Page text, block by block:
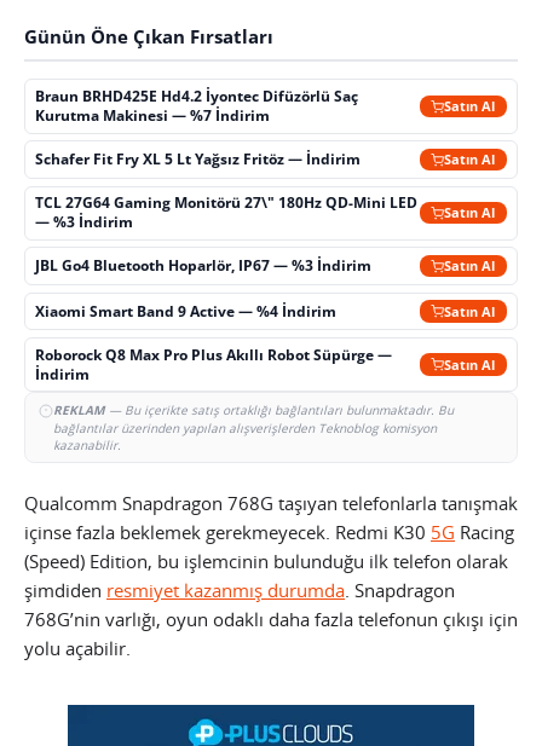
Günün Öne Çıkan Fırsatları
Braun BRHD425E Hd4.2 İyontec Difüzörlü Saç
Kurutma Makinesi — %7 İndirim
Satın Al
Schafer Fit Fry XL 5 Lt Yağsız Fritöz — İndirim Satın Al
TCL 27G64 Gaming Monitörü 27\" 180Hz QD-Mini LED
— %3 İndirim
Satın Al
JBL Go4 Bluetooth Hoparlör, IP67 — %3 İndirim Satın Al
Xiaomi Smart Band 9 Active — %4 İndirim Satın Al
Roborock Q8 Max Pro Plus Akıllı Robot Süpürge —
İndirim
Satın Al
REKLAM— Bu içerikte satış ortaklığı bağlantıları bulunmaktadır. Bu
bağlantılar üzerinden yapılan alışverişlerden Teknoblog komisyon
kazanabilir.
Qualcomm Snapdragon 768G taşıyan telefonlarla tanışmak
içinse fazla beklemek gerekmeyecek. Redmi K30 5G Racing
(Speed) Edition, bu işlemcinin bulunduğu ilk telefon olarak
şimdiden resmiyet kazanmış durumda. Snapdragon
768G’nin varlığı, oyun odaklı daha fazla telefonun çıkışı için
yolu açabilir.